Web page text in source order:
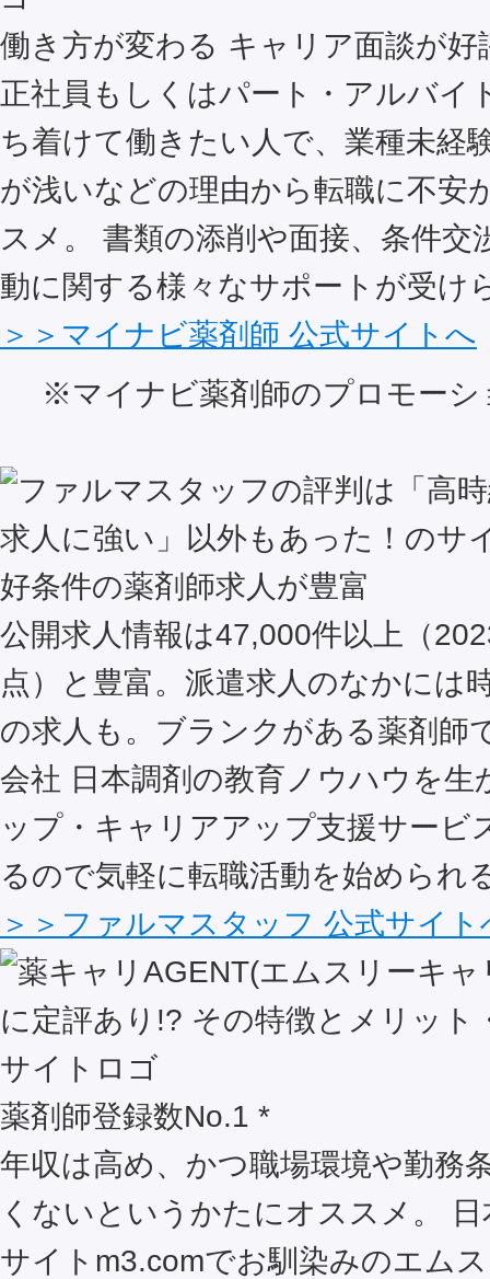
働き方が変わる キャリア面談が好
正社員もしくはパート・アルバイ
ち着けて働きたい人で、業種未経
が浅いなどの理由から転職に不安
スメ。 書類の添削や面接、条件交
動に関する様々なサポートが受け
＞＞マイナビ薬剤師 公式サイトへ
※マイナビ薬剤師のプロモーシ
好条件の薬剤師求人が豊富
公開求人情報は47,000件以上（
点）と豊富。派遣求人のなかには
の求人も。ブランクがある薬剤師
会社 日本調剤の教育ノウハウを生
ップ・キャリアアップ支援サービ
るので気軽に転職活動を始められ
＞＞ファルマスタッフ 公式サイト
薬剤師登録数No.1 *
年収は高め、かつ職場環境や勤務
くないというかたにオススメ。
サイトm3.comでお馴染みのエム